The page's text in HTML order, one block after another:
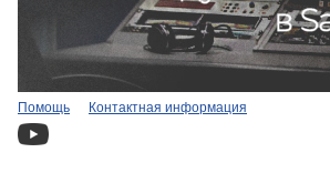
Помощь Контактная информация